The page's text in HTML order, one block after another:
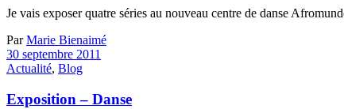
Je vais exposer quatre séries au nouveau centre de danse
ParMarie Bienaimé
30 septembre 2011
Actualité, Blog
Exposition – Danse